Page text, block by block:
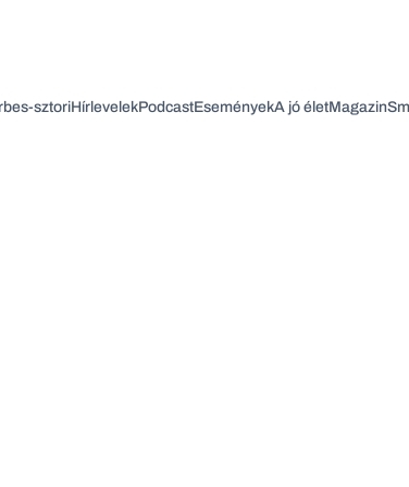
sztoriHírlevelekPodcastEseményekA jó életMagazin